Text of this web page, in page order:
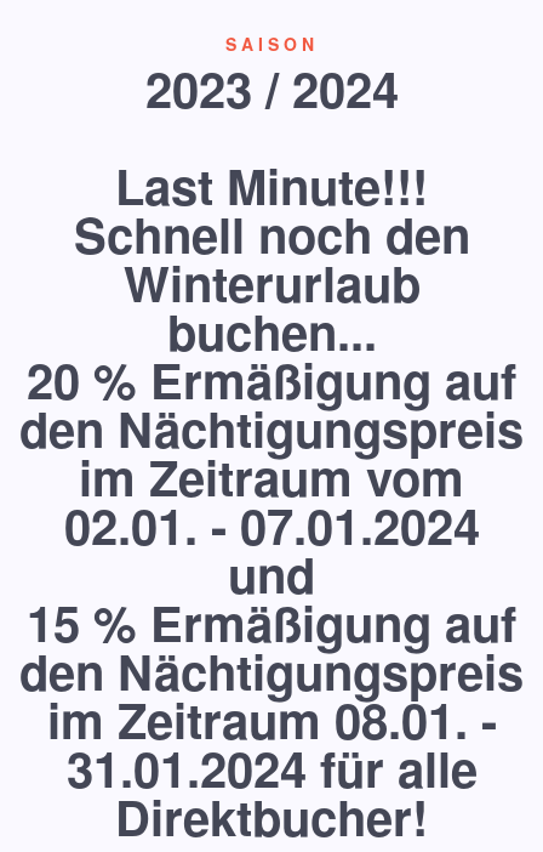
SAISON
2023 / 2024
Last Minute!!!
Schnell noch den
Winterurlaub
buchen...
20 % Ermäßigung auf
den Nächtigungspreis
im Zeitraum vom
02.01. - 07.01.2024
und
15 % Ermäßigung auf
den Nächtigungspreis
im Zeitraum 08.01. -
31.01.2024 für alle
Direktbucher!